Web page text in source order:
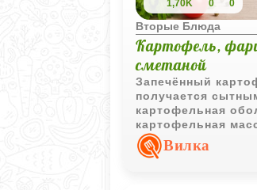
1,70K 0 0
Вторые Блюда
Картофель,
сметаной
Запечённый
получается
картофельная
картофельная
отличным
Вилка